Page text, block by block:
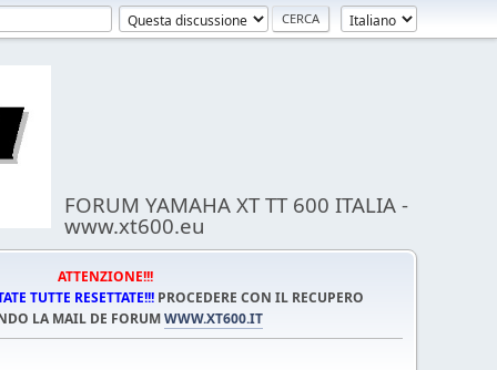
FORUM YAMAHA XT TT 600 ITALIA -
www.xt600.eu
ATTENZIONE!!!
TUTTE RESETTATE!!!PROCEDERE CON IL RECUPERO
LA MAIL DE FORUMWWW.XT600.IT